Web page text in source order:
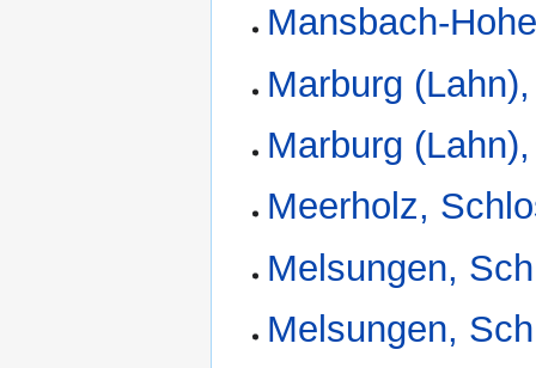
Mansbach-
Marburg
Marburg
Meerholz,
Melsungen,
Melsungen,